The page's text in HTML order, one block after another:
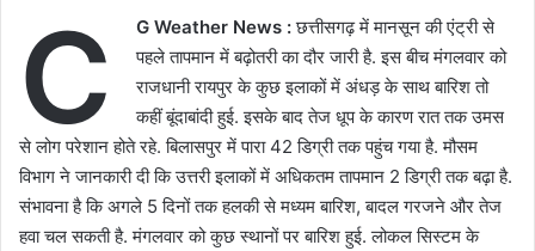
C G Weather News :छत्तीसगढ़ में मानसून की एंट्री से
पहले तापमान में बढ़ोतरी का दौर जारी है. इस बीच मंगलवार को
राजधानी रायपुर के कुछ इलाकों में अंधड़ के साथ बारिश तो
कहीं बूंदाबांदी हुई. इसके बाद तेज धूप के कारण रात तक उमस
से लोग परेशान होते रहे. बिलासपुर में पारा 42 डिग्री तक पहुंच गया है. मौसम
विभाग ने जानकारी दी कि उत्तरी इलाकों में अधिकतम तापमान 2 डिग्री तक बढ़ा है.
संभावना है कि अगले 5 दिनों तक हलकी से मध्यम बारिश, बादल गरजने और तेज
हवा चल सकती है. मंगलवार को कुछ स्थानों पर बारिश हुई. लोकल सिस्टम के